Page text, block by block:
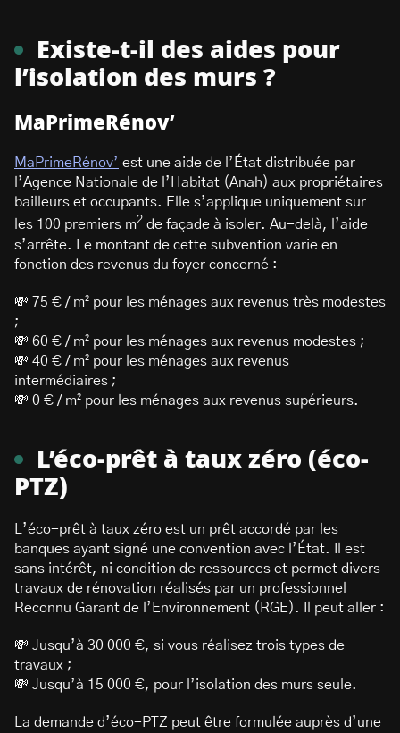
Existe-t-il des aides pour
l’isolation des murs ?
MaPrimeRénov’
MaPrimeRénov’ est une aide de l’État distribuée par
l’Agence Nationale de l’Habitat (Anah) aux propriétaires
bailleurs et occupants. Elle s’applique uniquement sur
les 100 premiers m2 de façade à isoler. Au-delà, l’aide
s’arrête. Le montant de cette subvention varie en
fonction des revenus du foyer concerné :
💸 75 € / m² pour les ménages aux revenus très modestes
;
💸 60 € / m² pour les ménages aux revenus modestes ;
💸 40 € / m² pour les ménages aux revenus
intermédiaires ;
💸 0 € / m² pour les ménages aux revenus supérieurs.
L’éco-prêt à taux zéro (éco-
PTZ)
L’éco-prêt à taux zéro est un prêt accordé par les
banques ayant signé une convention avec l’État. Il est
sans intérêt, ni condition de ressources et permet divers
travaux de rénovation réalisés par un professionnel
Reconnu Garant de l’Environnement (RGE). Il peut aller :
💸 Jusqu’à 30 000 €, si vous réalisez trois types de
travaux ;
💸 Jusqu’à 15 000 €, pour l’isolation des murs seule.
La demande d’éco-PTZ peut être formulée auprès d’une